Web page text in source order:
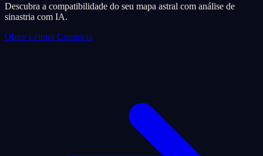
Descubra a compatibilidade do seu mapa astral com análise de
sinastria com IA.
Obter Leitura Completa